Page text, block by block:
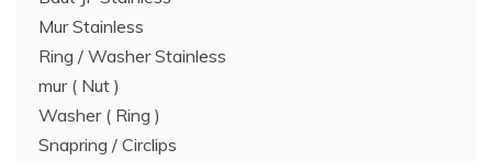
Mur Stainless
Ring / Washer Stainless
mur ( Nut )
Washer ( Ring )
Snapring / Circlips